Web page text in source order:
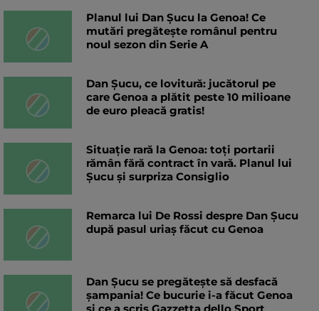
Planul lui Dan Șucu la Genoa! Ce
mutări pregătește românul pentru
noul sezon din Serie A
Dan Șucu, ce lovitură: jucătorul pe
care Genoa a plătit peste 10 milioane
de euro pleacă gratis!
Situație rară la Genoa: toți portarii
rămân fără contract în vară. Planul lui
Șucu și surpriza Consiglio
Remarca lui De Rossi despre Dan Șucu
după pasul uriaș făcut cu Genoa
Dan Șucu se pregătește să desfacă
șampania! Ce bucurie i-a făcut Genoa